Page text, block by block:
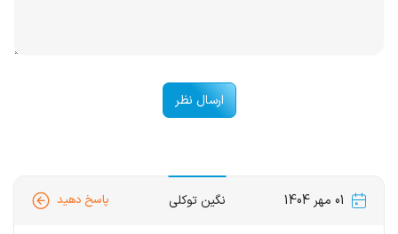
ارسال نظر
01 مهر 1404 نگین توکلی پاسخ دهید